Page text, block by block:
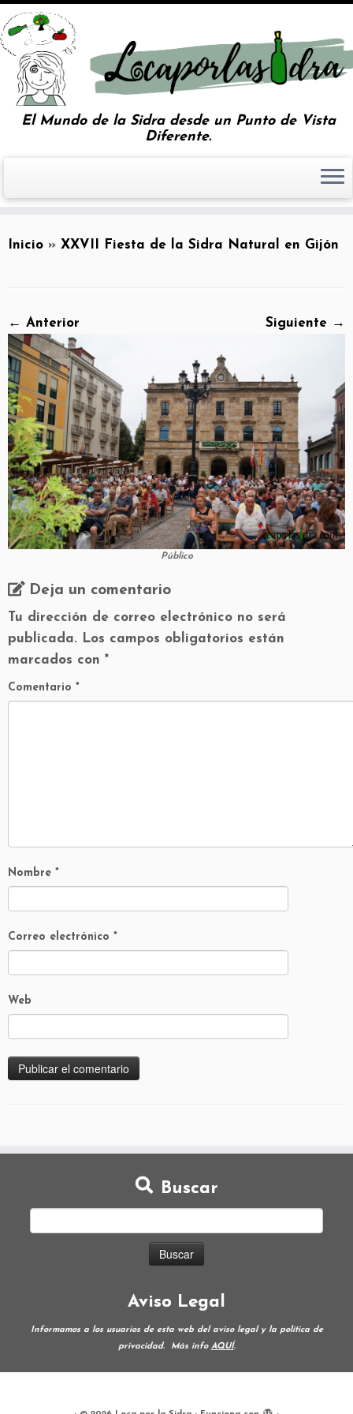
El Mundo de la Sidra desde un Punto de Vista
Diferente.
Inicio » XXVII Fiesta de la Sidra Natural en Gijón
← Anterior Siguiente →
Público
Deja un comentario
Tu dirección de correo electrónico no será
publicada. Los campos obligatorios están
marcados con *
Comentario *
Nombre *
Correo electrónico *
Web
Buscar
Aviso Legal
Informamos a los usuarios de esta web del aviso legal y la política de
privacidad.
Más info AQUÍ.